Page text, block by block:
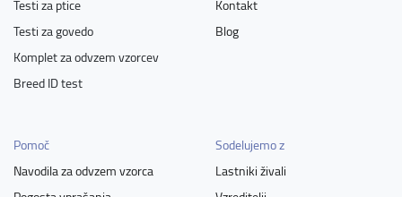
Testi za ptice
Testi za govedo
Komplet za odvzem vzorcev
Breed ID test
Kontakt
Blog
Pomoč
Navodila za odvzem vzorca
Sodelujemo z
Lastniki živali